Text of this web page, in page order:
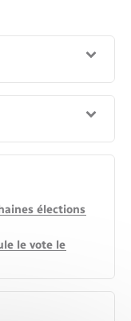
élections
le vote le